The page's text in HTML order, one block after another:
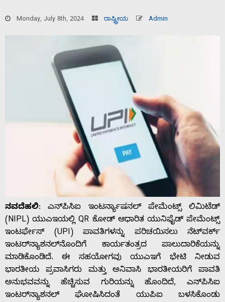
Monday, July 8th, 2024 ರಾಷ್ಟ್ರೀಯ Admin
ನವದೆಹಲಿ: ಎನ್‌ಪಿಸಿಐ ಇಂಟರ್ನ್ಯಾಷನಲ್ ಪೇಮೆಂಟ್ಸ್ ಲಿಮಿಟೆಡ್
(NIPL) ಯುಎಇಯಲ್ಲಿ QR ಕೋಡ್ ಆಧಾರಿತ ಯುನಿಫೈಡ್ ಪೇಮೆಂಟ್ಸ್
ಇಂಟರ್ಫೇಸ್ (UPI) ಪಾವತಿಗಳನ್ನು ಪರಿಚಯಿಸಲು ನೆಟ್‌ವರ್ಕ್
ಇಂಟರ್‌ನ್ಯಾಶನಲ್‌ನೊಂದಿಗೆ ಕಾರ್ಯತಂತ್ರದ ಪಾಲುದಾರಿಕೆಯನ್ನು
ಮಾಡಿಕೊಂಡಿದೆ. ಈ ಸಹಯೋಗವು ಯುಎಇಗೆ ಭೇಟಿ ನೀಡುವ
ಭಾರತೀಯ ಪ್ರವಾಸಿಗರು ಮತ್ತು ಅನಿವಾಸಿ ಭಾರತೀಯರಿಗೆ ಪಾವತಿ
ಅನುಭವವನ್ನು ಹೆಚ್ಚಿಸುವ ಗುರಿಯನ್ನು ಹೊಂದಿದೆ, ಎನ್‌ಪಿಸಿಐ
ಇಂಟರ್‌ನ್ಯಾಶನಲ್ ಘೋಷಿಸಿದಂತೆ ಯುಪಿಐ ಬಳಸಿಕೊಂಡು